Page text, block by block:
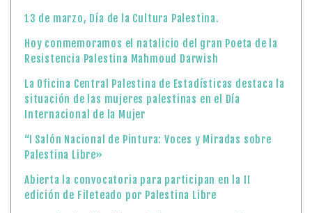
13 de marzo, Día de la Cultura Palestina.
Hoy conmemoramos el natalicio del gran Poeta de la
Resistencia Palestina Mahmoud Darwish
La Oficina Central Palestina de Estadísticas destaca la
situación de las mujeres palestinas en el Día
Internacional de la Mujer
“I Salón Nacional de Pintura: Voces y Miradas sobre
Palestina Libre»
Abierta la convocatoria para participan en la II
edición de Fileteado por Palestina Libre